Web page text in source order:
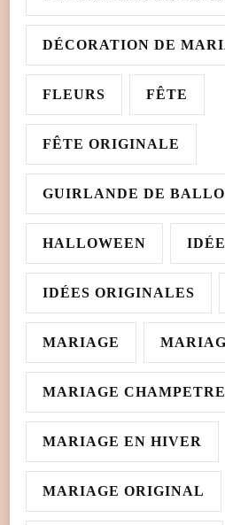
DÉCORATION DE
FLEURS FÊTE
FÊTE ORIGINALE
GUIRLANDE DE
HALLOWEEN
IDÉES ORIGINALES
MARIAGE
MARIAGE CHAMPETRE
MARIAGE EN HIVER
MARIAGE ORIGINAL